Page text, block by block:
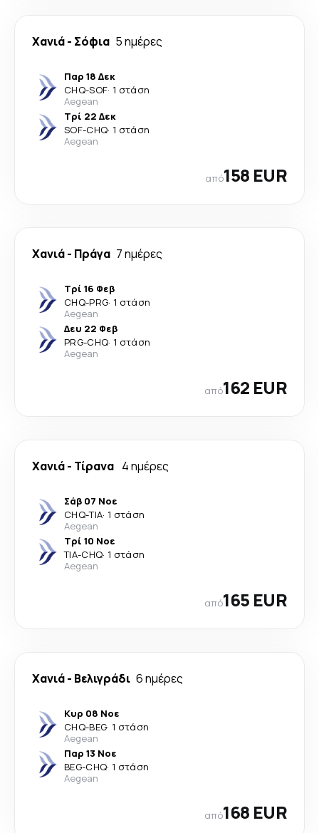
Χανιά- Σόφια 5 ημέρες
Παρ 18 Δεκ
CHQ-SOF· 1 στάση
Aegean
Τρί 22 Δεκ
SOF-CHQ· 1 στάση
Aegean
από158 EUR
Χανιά- Πράγα 7 ημέρες
Τρί 16 Φεβ
CHQ-PRG· 1 στάση
Aegean
Δευ 22 Φεβ
PRG-CHQ· 1 στάση
Aegean
από162 EUR
Χανιά- Τίρανα 4 ημέρες
Σάβ 07 Νοε
CHQ-TIA· 1 στάση
Aegean
Τρί 10 Νοε
TIA-CHQ· 1 στάση
Aegean
από165 EUR
Χανιά- Βελιγράδι 6 ημέρες
Κυρ 08 Νοε
CHQ-BEG· 1 στάση
Aegean
Παρ 13 Νοε
BEG-CHQ· 1 στάση
Aegean
από168 EUR